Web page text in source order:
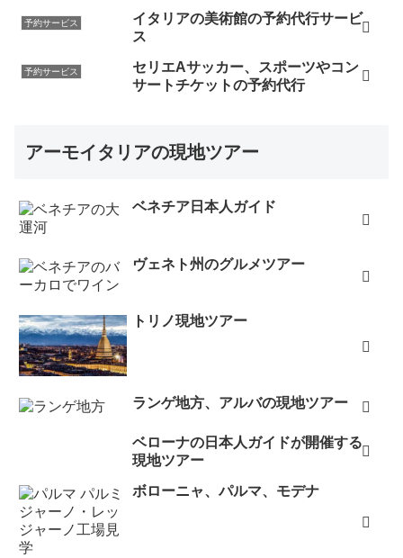
予約サービス
イタリアの美術館の予約代行サービ
ス
予約サービス
セリエAサッカー、スポーツやコン
サートチケットの予約代行
アーモイタリアの現地ツアー
ベネチア日本人ガイド
ヴェネト州のグルメツアー
トリノ現地ツアー
ランゲ地方、アルバの現地ツアー
ベローナの日本人ガイドが開催する
現地ツアー
ボローニャ、パルマ、モデナ